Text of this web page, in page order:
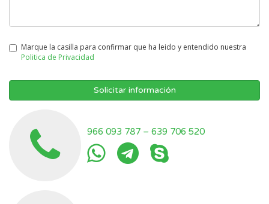
Marque la casilla para confirmar que ha leido y entendido nuestra
Politica de Privacidad
Solicitar información
966 093 787 – 639 706 520